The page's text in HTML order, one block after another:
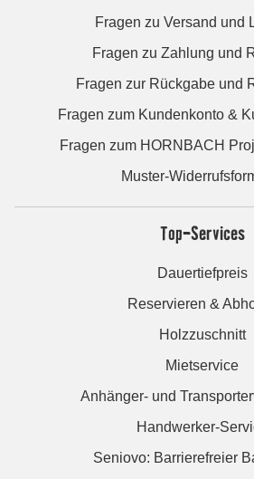
Fragen zu Versand und
Fragen zu Zahlung und
Fragen zur Rückgabe und
Fragen zum Kundenkonto &
Fragen zum HORNBACH
Muster-
Top-Services
Dauertiefpreis
Reservieren &
Holzzuschnitt
Mietservice
Anhänger- und
Handwerker-
Seniovo: Barrierefreier